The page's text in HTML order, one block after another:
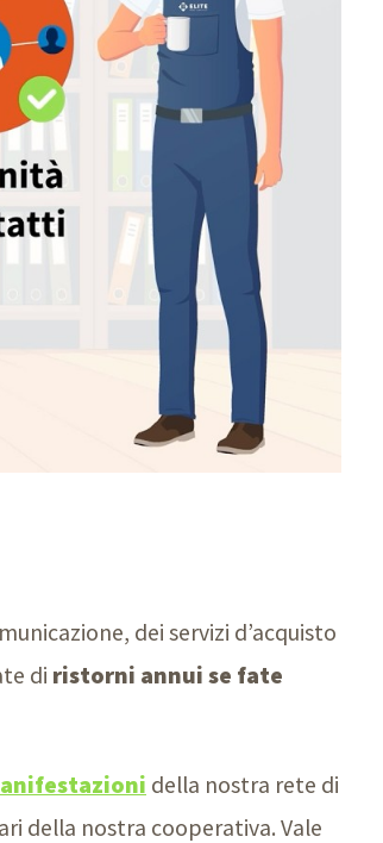
dei servizi d’acquisto
di ristorni annui se fate
della nostra rete di
della nostra cooperativa. Vale